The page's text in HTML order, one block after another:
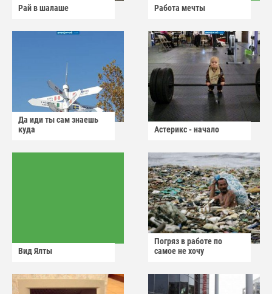
Рай в шалаше Работа мечты
Да иди ты сам знаешь
куда
Астерикс - начало
Вид Ялты
Погряз в работе по
самое не хочу